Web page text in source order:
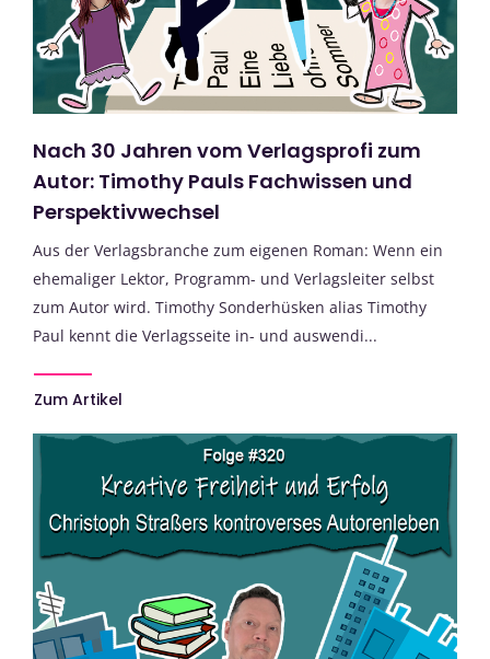
Nach 30 Jahren vom Verlagsprofi zum
Autor: Timothy Pauls Fachwissen und
Perspektivwechsel
Aus der Verlagsbranche zum eigenen Roman: Wenn ein
ehemaliger Lektor, Programm- und Verlagsleiter selbst
zum Autor wird. Timothy Sonderhüsken alias Timothy
Paul kennt die Verlagsseite in- und auswendi...
Zum Artikel